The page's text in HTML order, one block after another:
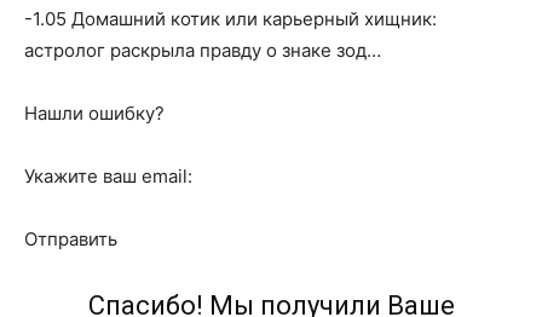
-1.05 Домашний котик или карьерный хищник:
астролог раскрыла правду о знаке зод…
Нашли ошибку?
Укажите ваш email:
Отправить
Спасибо! Мы получили Ваше